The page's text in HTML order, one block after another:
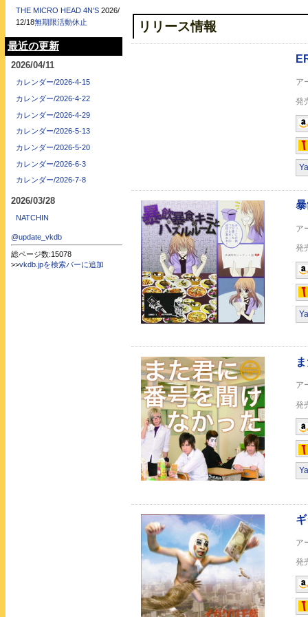
リリース情報
暴飲暴食のキミとパ
また君に番号を聞
ギラギラボーイズ(
原点
Rock your spirit
THE MICRO HEAD 4N'S 2026/
12/18無期限活動休止
最近の更新
2026/04/11
カレンダー/2026-4-15
カレンダー/2026-4-22
カレンダー/2026-4-29
カレンダー/2026-5-13
カレンダー/2026-5-20
カレンダー/2026-6-3
カレンダー/2026-7-8
2026/03/28
NATCHIN
@update_vkdb
総ページ数:15078
>>vkdb.jpを検索バーに追加